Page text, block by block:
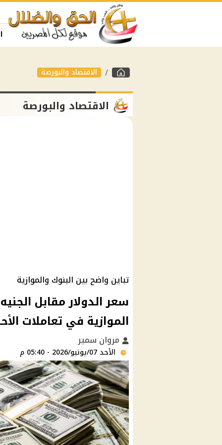
الاقتصاد والبورصة
الاقتصاد والبورصة
تباين واضح بين البنوك والموازية
سعر الدولار مقابل
الموازية في تعاملات الأحد 7 يونيو
مروان سمير
الأحد 07/يونيو/2026 - 05:40 م